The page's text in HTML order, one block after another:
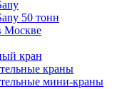
50 тонн
Москве
кран
краны
мини-краны